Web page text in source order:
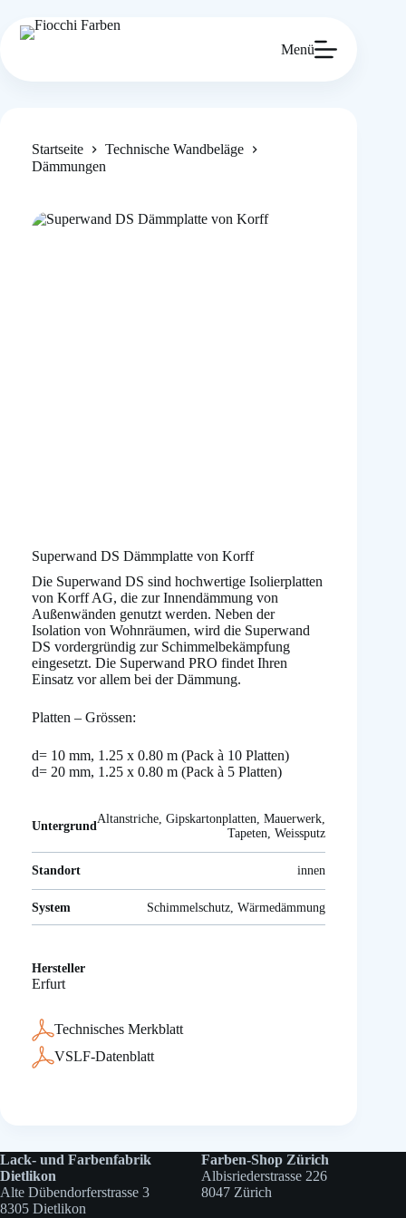
Inhalt
springen
Menü
Startseite
Technische Wandbeläge
Dämmungen
Superwand DS Dämmplatte von Korff
Die Superwand DS sind hochwertige Isolierplatten
von Korff AG, die zur Innendämmung von
Außenwänden genutzt werden. Neben der
Isolation von Wohnräumen, wird die Superwand
DS vordergründig zur Schimmelbekämpfung
eingesetzt. Die Superwand PRO findet Ihren
Einsatz vor allem bei der Dämmung.
Platten – Grössen:
d= 10 mm, 1.25 x 0.80 m (Pack à 10 Platten)
d= 20 mm, 1.25 x 0.80 m (Pack à 5 Platten)
Untergrund
Altanstriche, Gipskartonplatten, Mauerwerk,
Tapeten, Weissputz
Standort innen
System Schimmelschutz, Wärmedämmung
Hersteller
Erfurt
Technisches Merkblatt
VSLF-Datenblatt
Lack- und Farbenfabrik
Dietlikon
Alte Dübendorferstrasse 3
8305 Dietlikon
Farben-Shop Zürich
Albisriederstrasse 226
8047 Zürich